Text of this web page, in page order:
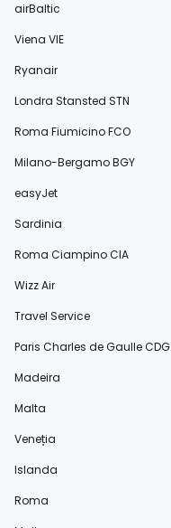
airBaltic
Viena VIE
Ryanair
Londra Stansted STN
Roma Fiumicino FCO
Milano-Bergamo BGY
easyJet
Sardinia
Roma Ciampino CIA
Wizz Air
Travel Service
Paris Charles de Gaulle CDG
Madeira
Malta
Veneția
Islanda
Roma